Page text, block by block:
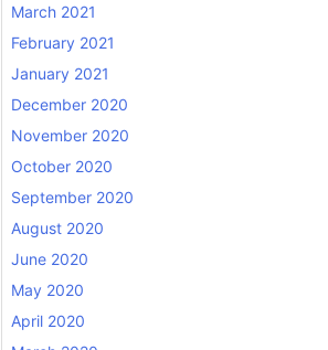
March 2021
February 2021
January 2021
December 2020
November 2020
October 2020
September 2020
August 2020
June 2020
May 2020
April 2020